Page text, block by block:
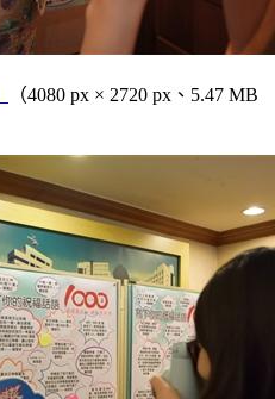
（4080 px × 2720 px、5.47 MB